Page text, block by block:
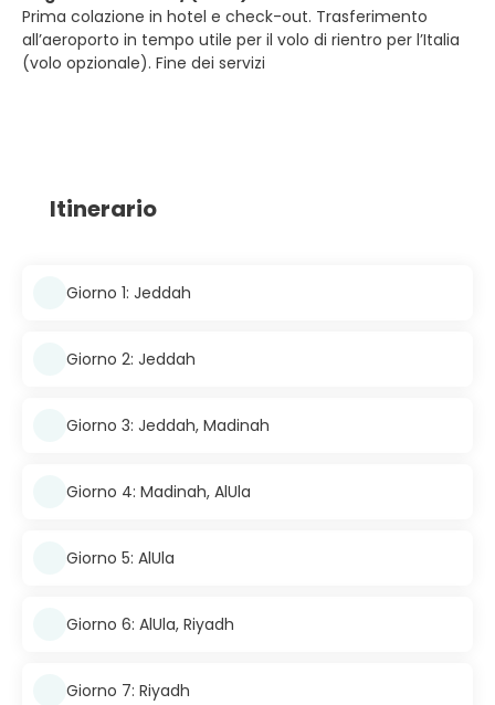
Prima colazione in hotel e check-out. Trasferimento
all’aeroporto in tempo utile per il volo di rientro per l’Italia
(volo opzionale). Fine dei servizi
Itinerario
Giorno 1: Jeddah
Giorno 2: Jeddah
Giorno 3: Jeddah, Madinah
Giorno 4: Madinah, AlUla
Giorno 5: AlUla
Giorno 6: AlUla, Riyadh
Giorno 7: Riyadh